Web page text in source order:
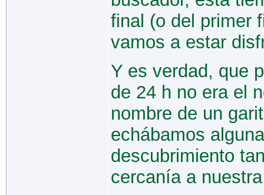
final (o del primer
vamos a estar
Y es verdad, que
de 24 h no era el
nombre de un
echábamos
descubrimiento
cercanía a